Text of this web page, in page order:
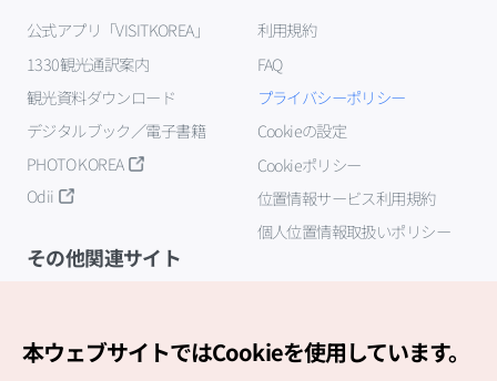
公式アプリ「VISITKOREA」
1330観光通訳案内
観光資料ダウンロード
デジタルブック／電子書籍
PHOTO KOREA
Odii
利用規約
FAQ
プライバシーポリシー
Cookieの設定
Cookieポリシー
位置情報サービス利用規約
個人位置情報取扱いポリシー
その他関連サイト
本ウェブサイトではCookieを使用しています。